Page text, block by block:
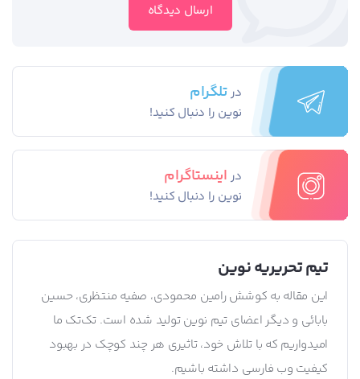
ارسال دیدگاه
درتلگرام
نوین را دنبال کنید!
در اینستاگرام
نوین را دنبال کنید!
تیم تحریریه نوین
این مقاله به کوشش رامین محمودی، صفیه منتظری، حسین
بابائی و دیگر اعضای تیم نوین تولید شده است. تک‌تک ما
امیدواریم که با تلاش خود، تاثیری هر چند کوچک در بهبود
کیفیت وب فارسی داشته باشیم.